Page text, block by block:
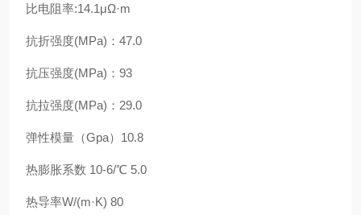
比电阻率:14.1μΩ·m
抗折强度(MPa)：47.0
抗压强度(MPa)：93
抗拉强度(MPa)：29.0
弹性模量（Gpa）10.8
热膨胀系数 10-6/℃ 5.0
热导率W/(m·K) 80